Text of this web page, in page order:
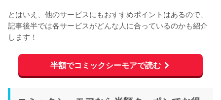
とはいえ、他のサービスにもおすすめポイントはあるので、
記事後半では各サービスがどんな人に合っているのかも紹介
します！
半額でコミックシーモアで読む